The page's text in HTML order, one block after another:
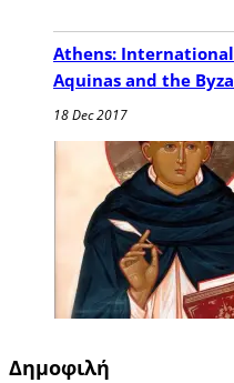
Athens: International
Aquinas and the
18 Dec 2017
Δημοφιλή